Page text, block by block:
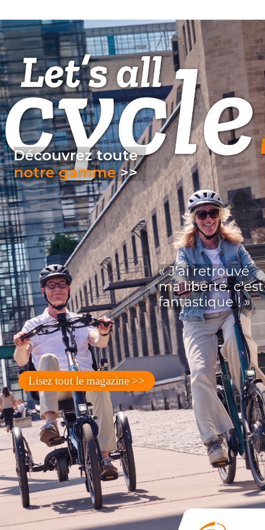
Découvrez toute
notre gamme​​​​​​​>>
Lisez tout le magazine >>
« J'ai retrouvé
ma liberté, c'est
fantastique ! »